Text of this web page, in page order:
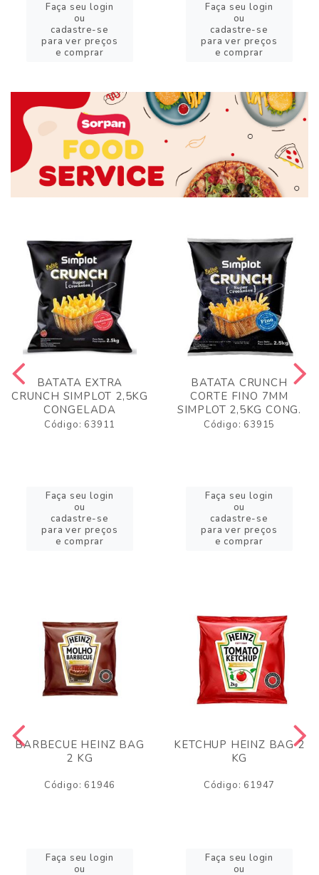
Faça seu login
ou
cadastre-se
para ver preços
e comprar
Faça seu login
ou
cadastre-se
para ver preços
e comprar
BATATA EXTRA
CRUNCH SIMPLOT 2,5KG
CONGELADA
Código: 63911
Faça seu login
ou
cadastre-se
para ver preços
e comprar
BATATA CRUNCH
CORTE FINO 7MM
SIMPLOT 2,5KG CONG.
Código: 63915
Faça seu login
ou
cadastre-se
para ver preços
e comprar
BARBECUE HEINZ BAG
2 KG
Código: 61946
Faça seu login
ou
KETCHUP HEINZ BAG 2
KG
Código: 61947
Faça seu login
ou